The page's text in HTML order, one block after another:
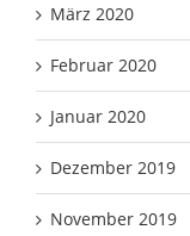
März 2020
Februar 2020
Januar 2020
Dezember 2019
November 2019